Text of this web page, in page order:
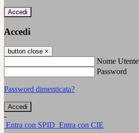
Accedi
Accedi
button close ×
Nome Utente
Password
Password dimenticata?
-
Entra con SPID Entra con CIE